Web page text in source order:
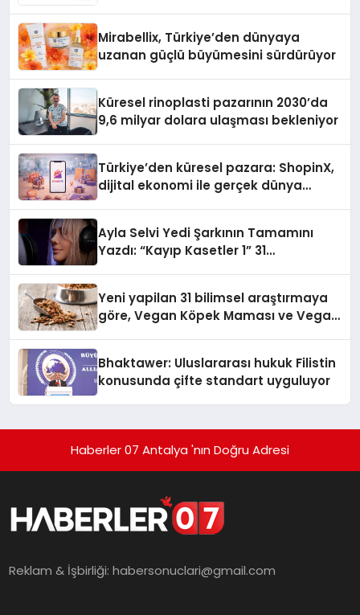
Mirabellix, Türkiye’den dünyaya
uzanan güçlü büyümesini sürdürüyor
Küresel rinoplasti pazarının 2030’da
9,6 milyar dolara ulaşması bekleniyor
Türkiye’den küresel pazara: ShopinX,
dijital ekonomi ile gerçek dünya
Ayla Selvi Yedi Şarkının Tamamını
Yazdı: “Kayıp Kasetler 1” 31
Yeni yapilan 31 bilimsel araştırmaya
göre, Vegan Köpek Maması ve Vegan
Bhaktawer: Uluslararası hukuk Filistin
konusunda çifte standart uyguluyor
Haberler 07 Antalya 'nın Doğru Adresi
Reklam & İşbirliği:habersonuclari@gmail.com